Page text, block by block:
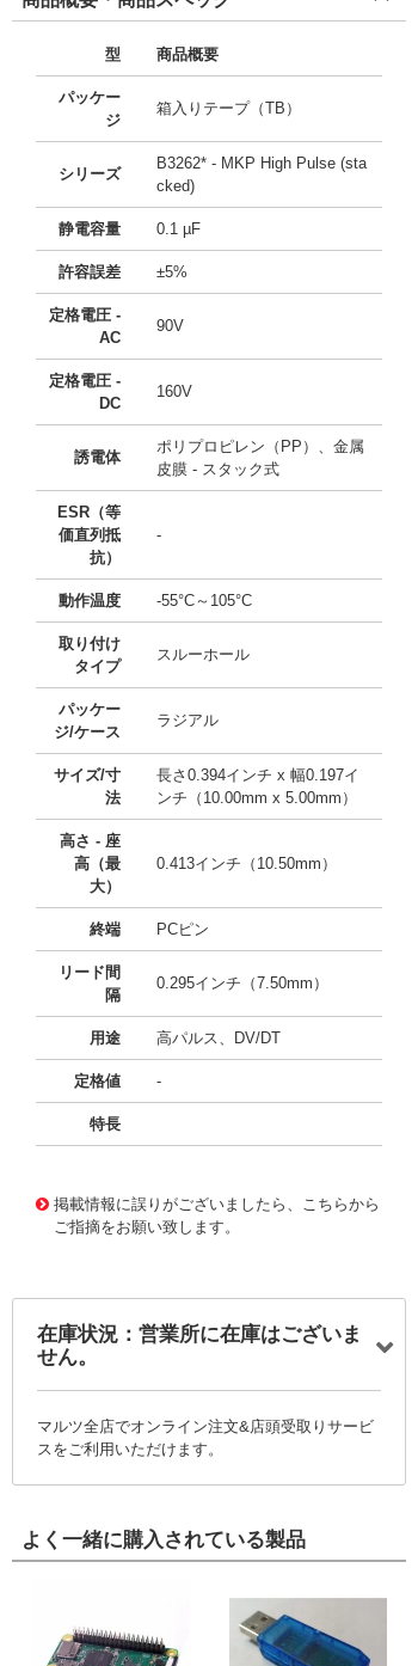
型 商品概要
パッケー
ジ
箱入りテープ（TB）
シリーズ
B3262* - MKP High Pulse (sta
cked)
静電容量 0.1 µF
許容誤差 ±5%
定格電圧 -
AC
90V
定格電圧 -
DC
160V
誘電体
ポリプロピレン（PP）、金属
皮膜 - スタック式
ESR（等
価直列抵
抗）
-
動作温度 -55°C～105°C
取り付け
タイプ
スルーホール
パッケー
ジ/ケース
ラジアル
サイズ/寸
法
長さ0.394インチ x 幅0.197イ
ンチ（10.00mm x 5.00mm）
高さ - 座
高（最
大）
0.413インチ（10.50mm）
終端 PCピン
リード間
隔
0.295インチ（7.50mm）
用途 高パルス、DV/DT
定格値 -
特長
掲載情報に誤りがございましたら、こちらから
ご指摘をお願い致します。
在庫状況：営業所に在庫はございま
せん。
マルツ全店でオンライン注文&店頭受取りサービ
スをご利用いただけます。
よく一緒に購入されている製品